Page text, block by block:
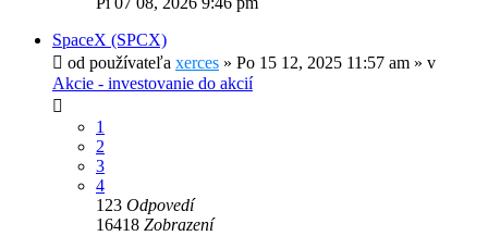
SpaceX (SPCX)
od používateľa xerces » Po 15 12, 2025 11:57 am » v
Akcie - investovanie do akcií
1
2
3
4
123 Odpovedí
16418 Zobrazení